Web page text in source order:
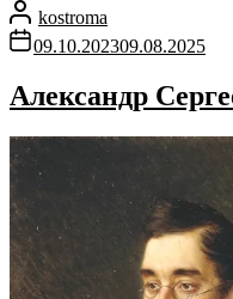
kostroma
09.10.202309.08.2025
Александр